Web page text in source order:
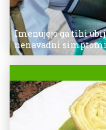
Imenujejo ga tihi
nenavadni